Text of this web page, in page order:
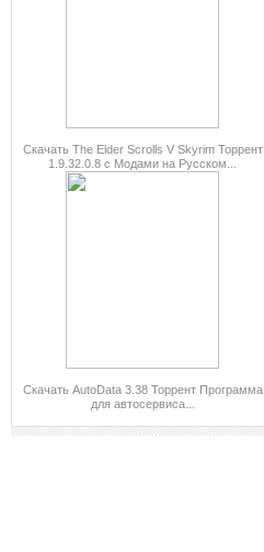
Скачать The Elder Scrolls V Skyrim Торрент
1.9.32.0.8 с Модами на Русском...
Скачать AutoData 3.38 Торрент Программа
для автосервиса...